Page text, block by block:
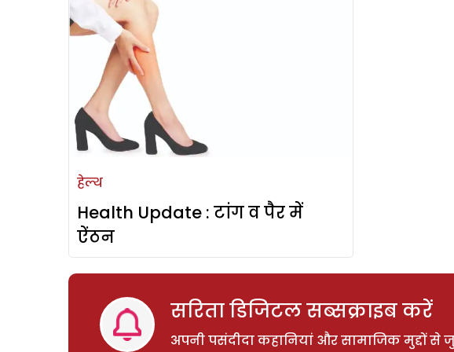
हेल्थ
Health Update : टांग व पैर में
ऐंठन
सरिता डिजिटल सब्सक्राइब करें
अपनी पसंदीदा कहानियां और सामाजिक मुद्दों से